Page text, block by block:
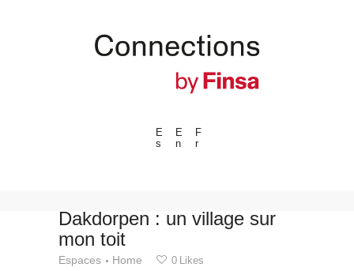
E
s
E
n
F
r
---ENLACES---
Événements
Espaces
Matériels
Dakdorpen : un village sur
mon toit
Espaces Home 0 Likes